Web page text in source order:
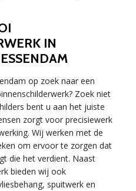
IN
op zoek naar een
Zoek niet
bent u aan het juiste
zorgt voor precisiewerk
Wij werken met de
om ervoor te zorgen dat
die het verdient. Naast
bieden wij ook
spuitwerk en